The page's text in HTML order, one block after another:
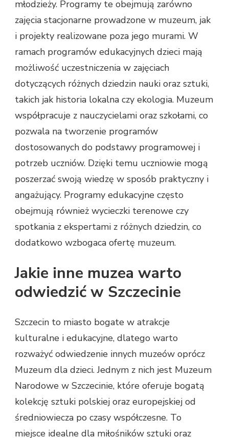
młodzieży. Programy te obejmują zarówno
zajęcia stacjonarne prowadzone w muzeum, jak
i projekty realizowane poza jego murami. W
ramach programów edukacyjnych dzieci mają
możliwość uczestniczenia w zajęciach
dotyczących różnych dziedzin nauki oraz sztuki,
takich jak historia lokalna czy ekologia. Muzeum
współpracuje z nauczycielami oraz szkołami, co
pozwala na tworzenie programów
dostosowanych do podstawy programowej i
potrzeb uczniów. Dzięki temu uczniowie mogą
poszerzać swoją wiedzę w sposób praktyczny i
angażujący. Programy edukacyjne często
obejmują również wycieczki terenowe czy
spotkania z ekspertami z różnych dziedzin, co
dodatkowo wzbogaca ofertę muzeum.
Jakie inne muzea warto
odwiedzić w Szczecinie
Szczecin to miasto bogate w atrakcje
kulturalne i edukacyjne, dlatego warto
rozważyć odwiedzenie innych muzeów oprócz
Muzeum dla dzieci. Jednym z nich jest Muzeum
Narodowe w Szczecinie, które oferuje bogatą
kolekcję sztuki polskiej oraz europejskiej od
średniowiecza po czasy współczesne. To
miejsce idealne dla miłośników sztuki oraz